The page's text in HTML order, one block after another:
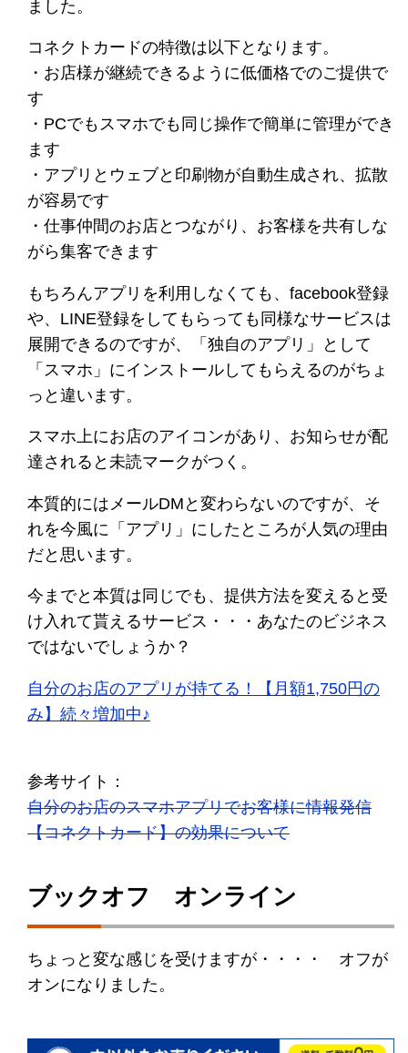
ました。
コネクトカードの特徴は以下となります。
・お店様が継続できるように低価格でのご提供で
す
・PCでもスマホでも同じ操作で簡単に管理ができ
ます
・アプリとウェブと印刷物が自動生成され、拡散
が容易です
・仕事仲間のお店とつながり、お客様を共有しな
がら集客できます
もちろんアプリを利用しなくても、facebook登録
や、LINE登録をしてもらっても同様なサービスは
展開できるのですが、「独自のアプリ」として
「スマホ」にインストールしてもらえるのがちょ
っと違います。
スマホ上にお店のアイコンがあり、お知らせが配
達されると未読マークがつく。
本質的にはメールDMと変わらないのですが、そ
れを今風に「アプリ」にしたところが人気の理由
だと思います。
今までと本質は同じでも、提供方法を変えると受
け入れて貰えるサービス・・・あなたのビジネス
ではないでしょうか？
自分のお店のアプリが持てる！【月額1,750円の
み】続々増加中♪
参考サイト：
自分のお店のスマホアプリでお客様に情報発信
【コネクトカード】の効果について
ブックオフ オンライン
ちょっと変な感じを受けますが・・・・ オフが
オンになりました。